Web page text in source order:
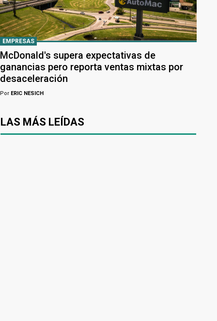
EMPRESAS
McDonald's supera expectativas de
ganancias pero reporta ventas mixtas por
desaceleración
Por ERIC NESICH
LAS MÁS LEÍDAS